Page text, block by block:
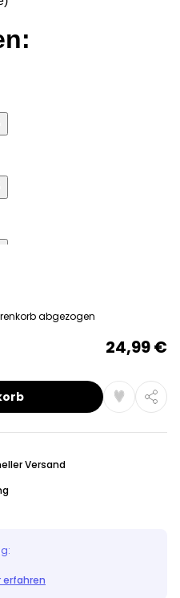
abgezogen
24,99 €
Versand
erfahren